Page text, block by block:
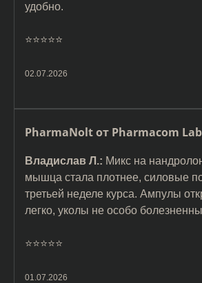
удобно.
⭐️⭐️⭐️⭐️⭐️
02.07.2026
PharmaNolt от Pharmacom
Владислав Л.: Микс на
мышца стала плотнее, силовые
третьей неделе курса. Ампулы
легко, уколы не особо
⭐️⭐️⭐️⭐️⭐️
01.07.2026